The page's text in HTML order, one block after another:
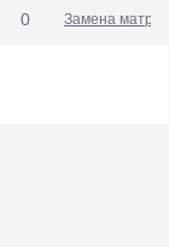
0 Замена